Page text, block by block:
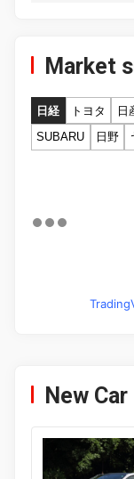
Market
日経 トヨタ 日
SUBARU
日野
New Car